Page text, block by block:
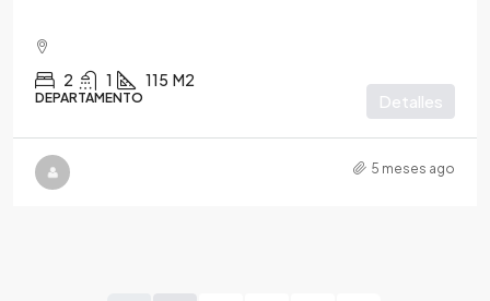
2 1 115 M2
DEPARTAMENTO Detalles
5 meses ago